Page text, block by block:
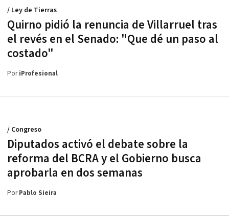
Quirno pidió la renuncia de Villarruel tras
el revés en el Senado: "Que dé un paso al
costado"
/ Ley de Tierras
PoriProfesional
Diputados activó el debate sobre la
reforma del BCRA y el Gobierno busca
aprobarla en dos semanas
/ Congreso
PorPablo Sieira